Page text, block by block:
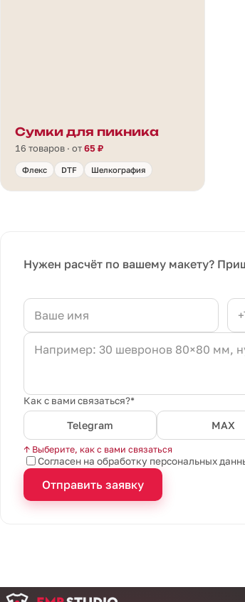
Сумки для пикника
16 товаров · от65 ₽
Флекс DTF Шелкография
Нужен расчёт по вашему макету?
Как с вами связаться?*
Telegram MAX
↑ Выберите, как с вами связаться
Согласен на обработку персональных
Отправить заявку